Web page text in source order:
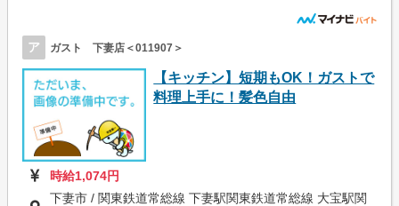
ア ガスト 下妻店＜011907＞
【キッチン】短期もOK！ガストで
料理上手に！髪色自由
時給1,074円
下妻市 / 関東鉄道常総線 下妻駅関東鉄道常総線 大宝駅関